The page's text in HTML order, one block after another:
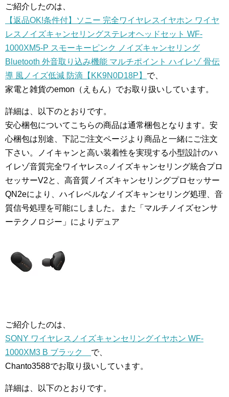
ご紹介したのは、
【返品OK!条件付】ソニー 完全ワイヤレスイヤホン ワイヤ
レスノイズキャンセリングステレオヘッドセット WF-
1000XM5-P スモーキーピンク ノイズキャンセリング
Bluetooth 外音取り込み機能 マルチポイント ハイレゾ 骨伝
導 風ノイズ低減 防滴【KK9N0D18P】 で、
家電と雑貨のemon（えもん）でお取り扱いしています。
詳細は、以下のとおりです。
安心梱包についてこちらの商品は通常梱包となります。安
心梱包は別途、下記ご注文ページより商品と一緒にご注文
下さい。ノイキャンと高い装着性を実現する小型設計のハ
イレゾ音質完全ワイヤレス○ノイズキャンセリング統合プロ
セッサーV2と、高音質ノイズキャンセリングプロセッサー
QN2eにより、ハイレベルなノイズキャンセリング処理、音
質信号処理を可能にしました。また「マルチノイズセンサ
ーテクノロジー」によりデュア
ご紹介したのは、
SONY ワイヤレスノイズキャンセリングイヤホン WF-
1000XM3 B ブラック で、
Chanto3588でお取り扱いしています。
詳細は、以下のとおりです。